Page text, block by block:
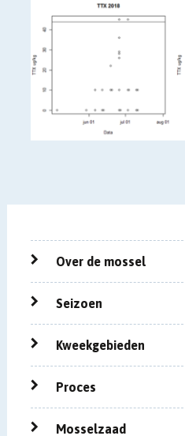
Over de mossel
Seizoen
Kweekgebieden
Proces
Mosselzaad